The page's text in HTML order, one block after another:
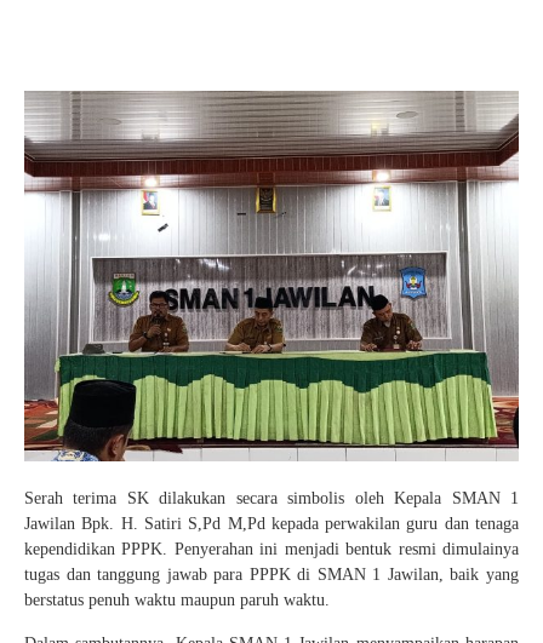
Serah terima SK dilakukan secara simbolis oleh Kepala SMAN 1
Jawilan Bpk. H. Satiri S,Pd M,Pd kepada perwakilan guru dan tenaga
kependidikan PPPK. Penyerahan ini menjadi bentuk resmi dimulainya
tugas dan tanggung jawab para PPPK di SMAN 1 Jawilan, baik yang
berstatus penuh waktu maupun paruh waktu.